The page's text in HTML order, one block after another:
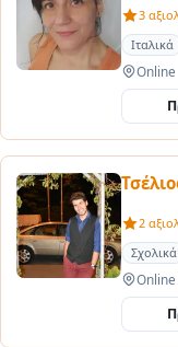
3
Ιταλικά
Online
2
Σχολικά